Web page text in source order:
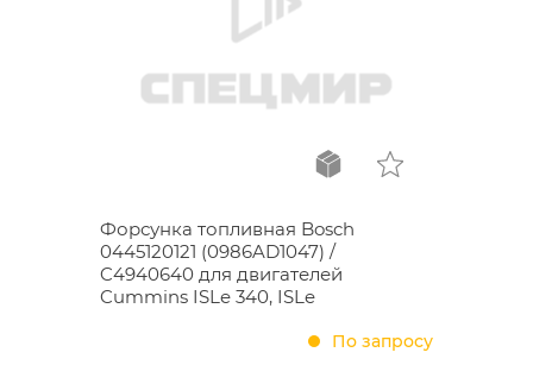
Форсунка топливная Bosch
0445120121 (0986AD1047) /
C4940640 для двигателей
Cummins ISLe 340, ISLe
По запросу